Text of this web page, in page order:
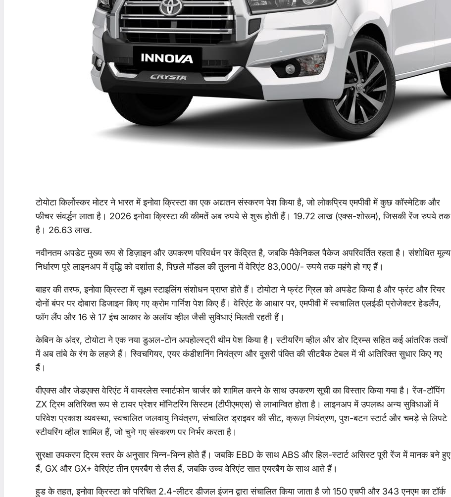
टोयोटा किर्लोस्कर मोटर ने भारत में इनोवा क्रिस्टा का एक अद्यतन संस्करण पेश किया है, जो लोकप्रिय एमपीवी में कुछ कॉस्मेटिक और
फीचर संवर्द्धन लाता है। 2026 इनोवा क्रिस्टा की कीमतें अब रुपये से शुरू होती हैं। 19.72 लाख (एक्स-शोरूम), जिसकी रेंज रुपये तक
है। 26.63 लाख.
नवीनतम अपडेट मुख्य रूप से डिज़ाइन और उपकरण परिवर्धन पर केंद्रित है, जबकि मैकेनिकल पैकेज अपरिवर्तित रहता है। संशोधित मूल्य
निर्धारण पूरे लाइनअप में वृद्धि को दर्शाता है, पिछले मॉडल की तुलना में वेरिएंट 83,000/- रुपये तक महंगे हो गए हैं।
बाहर की तरफ, इनोवा क्रिस्टा में सूक्ष्म स्टाइलिंग संशोधन प्राप्त होते हैं। टोयोटा ने फ्रंट ग्रिल को अपडेट किया है और फ्रंट और रियर
दोनों बंपर पर दोबारा डिजाइन किए गए क्रोम गार्निश पेश किए हैं। वेरिएंट के आधार पर, एमपीवी में स्वचालित एलईडी प्रोजेक्टर हेडलैंप,
फॉग लैंप और 16 से 17 इंच आकार के अलॉय व्हील जैसी सुविधाएं मिलती रहती हैं।
केबिन के अंदर, टोयोटा ने एक नया डुअल-टोन अपहोल्स्ट्री थीम पेश किया है। स्टीयरिंग व्हील और डोर ट्रिम्स सहित कई आंतरिक तत्वों
में अब तांबे के रंग के लहजे हैं। स्विचगियर, एयर कंडीशनिंग नियंत्रण और दूसरी पंक्ति की सीटबैक टेबल में भी अतिरिक्त सुधार किए गए
हैं।
वीएक्स और जेडएक्स वेरिएंट में वायरलेस स्मार्टफोन चार्जर को शामिल करने के साथ उपकरण सूची का विस्तार किया गया है। रेंज-टॉपिंग
ZX ट्रिम अतिरिक्त रूप से टायर प्रेशर मॉनिटरिंग सिस्टम (टीपीएमएस) से लाभान्वित होता है। लाइनअप में उपलब्ध अन्य सुविधाओं में
परिवेश प्रकाश व्यवस्था, स्वचालित जलवायु नियंत्रण, संचालित ड्राइवर की सीट, क्रूज़ नियंत्रण, पुश-बटन स्टार्ट और चमड़े से लिपटे
स्टीयरिंग व्हील शामिल हैं, जो चुने गए संस्करण पर निर्भर करता है।
सुरक्षा उपकरण ट्रिम स्तर के अनुसार भिन्न-भिन्न होते हैं। जबकि EBD के साथ ABS और हिल-स्टार्ट असिस्ट पूरी रेंज में मानक बने हुए
हैं, GX और GX+ वेरिएंट तीन एयरबैग से लैस हैं, जबकि उच्च वेरिएंट सात एयरबैग के साथ आते हैं।
हुड के तहत, इनोवा क्रिस्टा को परिचित 2.4-लीटर डीजल इंजन द्वारा संचालित किया जाता है जो 150 एचपी और 343 एनएम का टॉर्क